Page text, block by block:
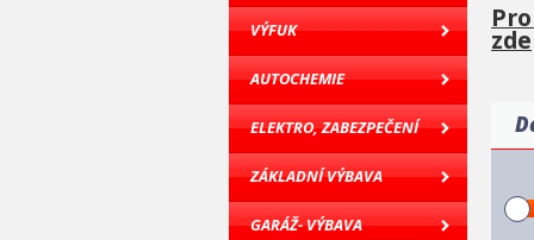
VÝFUK
AUTOCHEMIE
ELEKTRO, ZABEZPEČENÍ
ZÁKLADNÍ VÝBAVA
GARÁŽ- VÝBAVA
zde